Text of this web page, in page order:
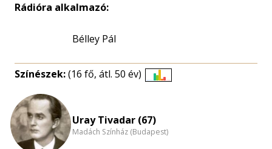
Rádióra alkalmazó:
Bélley Pál
Színészek:(16 fő, átl. 50 év)
Uray Tivadar (67)
Madách Színház (Budapest)